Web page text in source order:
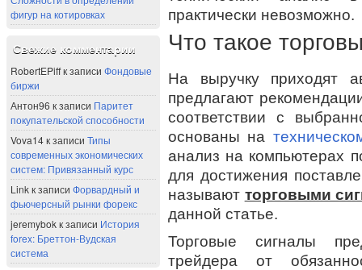
фигур на котировках
Свежие комментарии
RobertEPiffк записи Фондовые
биржи
Антон96 к записи Паритет
покупательской способности
Vova14к записи Типы
современных экономических
систем: Привязанный курс
Linkк записи Форвардный и
фьючерсный рынки форекс
jeremybokк записи История
forex: Бреттон-Вудская
система
практически невозможно.
Что такое
На выручку приходят
предлагают
соответствии с
основаны на
анализ на компьютерах
для достижения
называют торговыми
данной статье.
Торговые сигналы
трейдера от